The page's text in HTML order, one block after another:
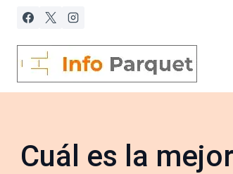
Saltar
contenido
Cuál es la